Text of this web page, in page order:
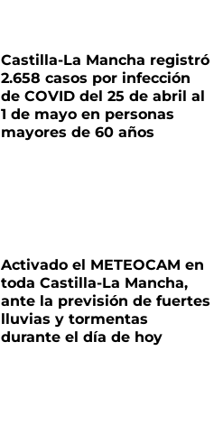
Castilla-La Mancha registró
2.658 casos por infección
de COVID del 25 de abril al
1 de mayo en personas
mayores de 60 años
Activado el METEOCAM en
toda Castilla-La Mancha,
ante la previsión de fuertes
lluvias y tormentas
durante el día de hoy